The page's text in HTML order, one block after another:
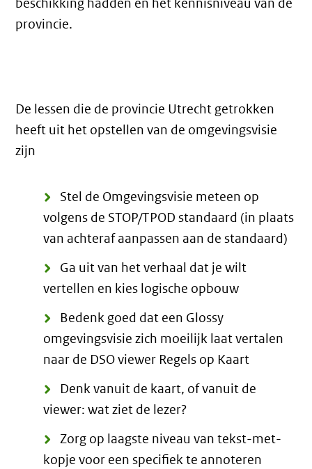
beschikking hadden en het kennisniveau van de
provincie.
De lessen die de provincie Utrecht getrokken
heeft uit het opstellen van de omgevingsvisie
zijn
Stel de Omgevingsvisie meteen op
volgens de STOP/TPOD standaard (in plaats
van achteraf aanpassen aan de standaard)
Ga uit van het verhaal dat je wilt
vertellen en kies logische opbouw
Bedenk goed dat een Glossy
omgevingsvisie zich moeilijk laat vertalen
naar de DSO viewer Regels op Kaart
Denk vanuit de kaart, of vanuit de
viewer: wat ziet de lezer?
Zorg op laagste niveau van tekst-met-
kopje voor een specifiek te annoteren